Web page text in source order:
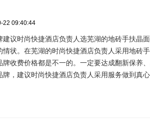
22 09:40:44
建议时尚快捷酒店负责人选芜湖的地砖手扶晶
情状。在芜湖的时尚快捷酒店负责人采用地砖
牌收费价格都是不一的。一定要达成翻新保养
牌，建议时尚快捷酒店负责人采用服务做到真